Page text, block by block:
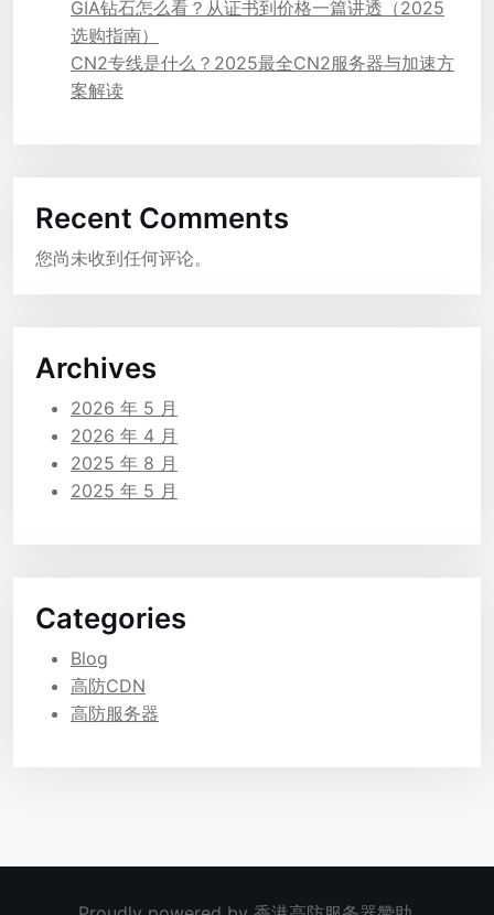
GIA钻石怎么看？从证书到价格一篇讲透（2025
选购指南）
CN2专线是什么？2025最全CN2服务器与加速方
案解读
Recent Comments
您尚未收到任何评论。
Archives
2026 年 5 月
2026 年 4 月
2025 年 8 月
2025 年 5 月
Categories
Blog
高防CDN
高防服务器